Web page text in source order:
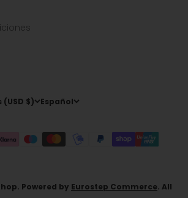
$) Español
Powered by Eurostep Commerce. All